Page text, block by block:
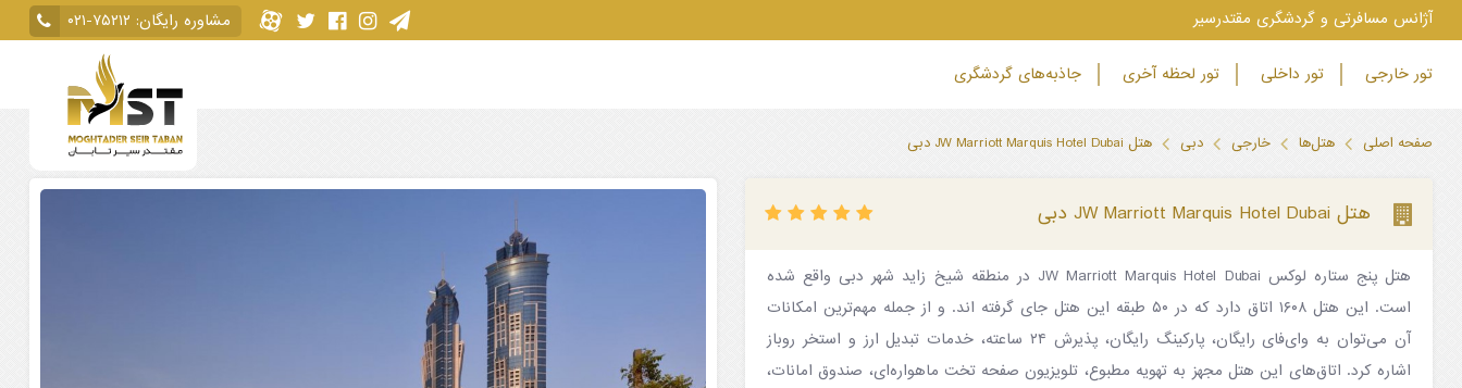
‫آژانس مسافرتی و گردشگری مقتدرسیر مشاوره رایگان: ۰۲۱-۷۵۲۱۲
تور خارجی تور داخلی تور لحظه آخری جاذبه‌های گردشگری
صفحه اصلی هتل‌ها خارجی دبی هتل JW Marriott Marquis Hotel Dubai دبی
هتل JW Marriott Marquis Hotel Dubai دبی
هتل پنج ستاره لوکس JW Marriott Marquis Hotel Dubai در منطقه شیخ زاید شهر دبی واقع شده
است. این هتل ۱۶۰۸ اتاق دارد که در ۵۰ طبقه این هتل جای گرفته اند. و از جمله مهم‌ترین امکانات
آن می‌توان به وای‌فای رایگان، پارکینگ رایگان، پذیرش ۲۴ ساعته، خدمات تبدیل ارز و استخر روباز
اشاره کرد. اتاق‌های این هتل مجهز به تهویه مطبوع، تلویزیون صفحه تخت ماهواره‌ای، صندوق امانات،